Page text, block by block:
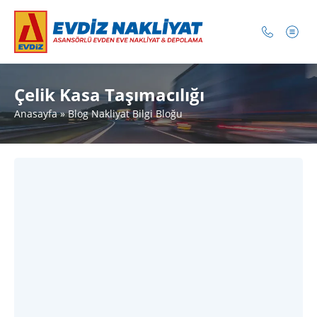
Çelik Kasa Taşımacılığı
Anasayfa»Blog Nakliyat Bilgi Bloğu